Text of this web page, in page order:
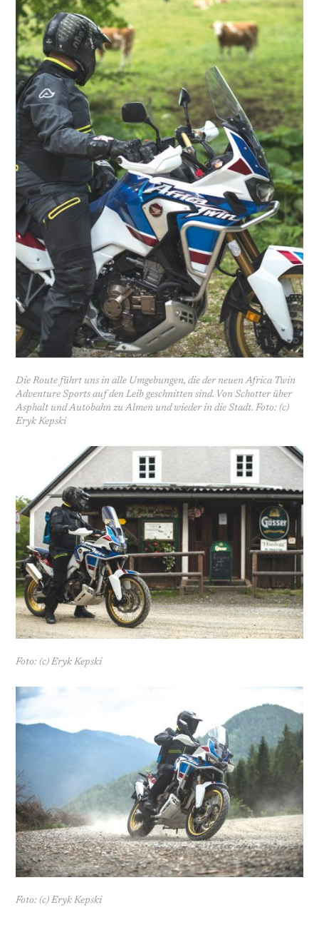
Die Route führt uns in alle Umgebungen, die der neuen Africa Twin
Adventure Sports auf den Leib geschnitten sind. Von Schotter über
Asphalt und Autobahn zu Almen und wieder in die Stadt. Foto: (c)
Eryk Kepski
Foto: (c) Eryk Kepski
Foto: (c) Eryk Kepski